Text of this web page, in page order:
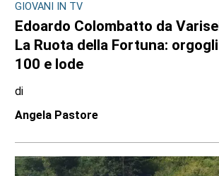
IL NOTO ATTORE
Luca Argentero sostiene
“Ridiamogli la libertà” con un
Angela Pastore